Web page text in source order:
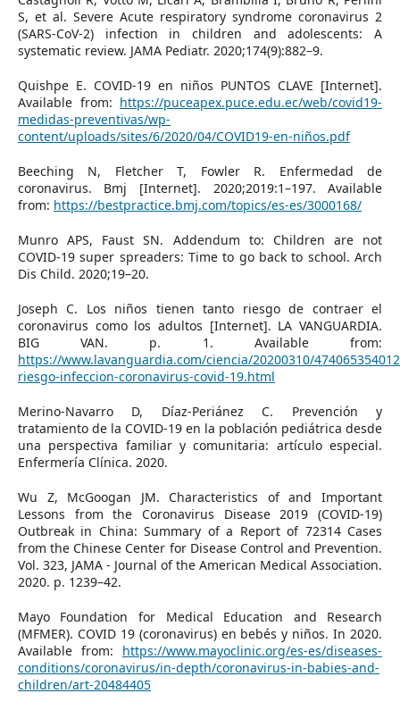
S, et al. Severe Acute respiratory syndrome coronavirus 2
(SARS-CoV-2) infection in children and adolescents: A
systematic review. JAMA Pediatr. 2020;174(9):882–9.
Quishpe E. COVID-19 en niños PUNTOS CLAVE [Internet].
Available from: https://puceapex.puce.edu.ec/web/covid19-
medidas-preventivas/wp-
content/uploads/sites/6/2020/04/COVID19-en-niños.pdf
Beeching N, Fletcher T, Fowler R. Enfermedad de
coronavirus. Bmj [Internet]. 2020;2019:1–197. Available
from: https://bestpractice.bmj.com/topics/es-es/3000168/
Munro APS, Faust SN. Addendum to: Children are not
COVID-19 super spreaders: Time to go back to school. Arch
Dis Child. 2020;19–20.
Joseph C. Los niños tienen tanto riesgo de contraer el
coronavirus como los adultos [Internet]. LA VANGUARDIA.
BIG VAN. p. 1. Available from:
https://www.lavanguardia.com/ciencia/20200310/
riesgo-infeccion-coronavirus-covid-19.html
Merino-Navarro D, Díaz-Periánez C. Prevención y
tratamiento de la COVID-19 en la población pediátrica desde
una perspectiva familiar y comunitaria: artículo especial.
Enfermería Clínica. 2020.
Wu Z, McGoogan JM. Characteristics of and Important
Lessons from the Coronavirus Disease 2019 (COVID-19)
Outbreak in China: Summary of a Report of 72314 Cases
from the Chinese Center for Disease Control and Prevention.
Vol. 323, JAMA - Journal of the American Medical Association.
2020. p. 1239–42.
Mayo Foundation for Medical Education and Research
(MFMER). COVID 19 (coronavirus) en bebés y niños. In 2020.
Available from: https://www.mayoclinic.org/es-es/diseases-
conditions/coronavirus/in-depth/coronavirus-in-babies-and-
children/art-20484405